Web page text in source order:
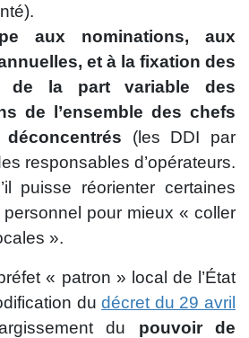
aux nominations, aux
et à la fixation des
de la part variable des
de l’ensemble des chefs
(les DDI par
responsables d’opérateurs.
puisse réorienter certaines
pour mieux « coller
».
« patron » local de l’État
dudécret du 29 avril
du pouvoir de